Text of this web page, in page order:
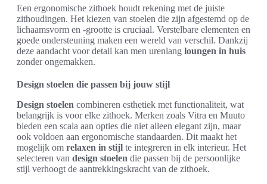
Een ergonomische zithoek houdt rekening met de juiste
zithoudingen. Het kiezen van stoelen die zijn afgestemd op de
lichaamsvorm en -grootte is cruciaal. Verstelbare elementen en
goede ondersteuning maken een wereld van verschil. Dankzij
deze aandacht voor detail kan men urenlang loungen in huis
zonder ongemakken.
Design stoelen die passen bij jouw stijl
Design stoelen combineren esthetiek met functionaliteit, wat
belangrijk is voor elke zithoek. Merken zoals Vitra en Muuto
bieden een scala aan opties die niet alleen elegant zijn, maar
ook voldoen aan ergonomische standaarden. Dit maakt het
mogelijk om relaxen in stijl te integreren in elk interieur. Het
selecteren van design stoelen die passen bij de persoonlijke
stijl verhoogt de aantrekkingskracht van de zithoek.